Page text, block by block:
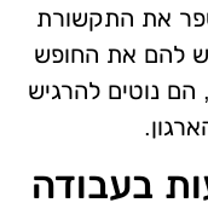
את התקשורת
להם את החופש
נוטים להרגיש
בעבודה